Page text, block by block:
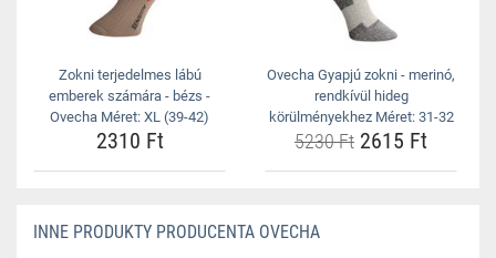
Zokni terjedelmes lábú
emberek számára - bézs -
Ovecha Méret: XL (39-42)
2310 Ft
Ovecha Gyapjú zokni - merinó,
rendkívül hideg
körülményekhez Méret: 31-32
5230 Ft 2615 Ft
INNE PRODUKTY PRODUCENTA OVECHA